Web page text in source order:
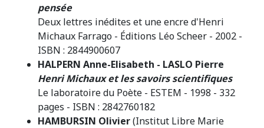
pensée
Deux lettres inédites et une encre d'Henri
Michaux Farrago - Éditions Léo Scheer - 2002 -
ISBN : 2844900607
HALPERN Anne-Elisabeth - LASLO Pierre
Henri Michaux et les savoirs scientifiques
Le laboratoire du Poète - ESTEM - 1998 - 332
pages - ISBN : 2842760182
HAMBURSIN Olivier(Institut Libre Marie